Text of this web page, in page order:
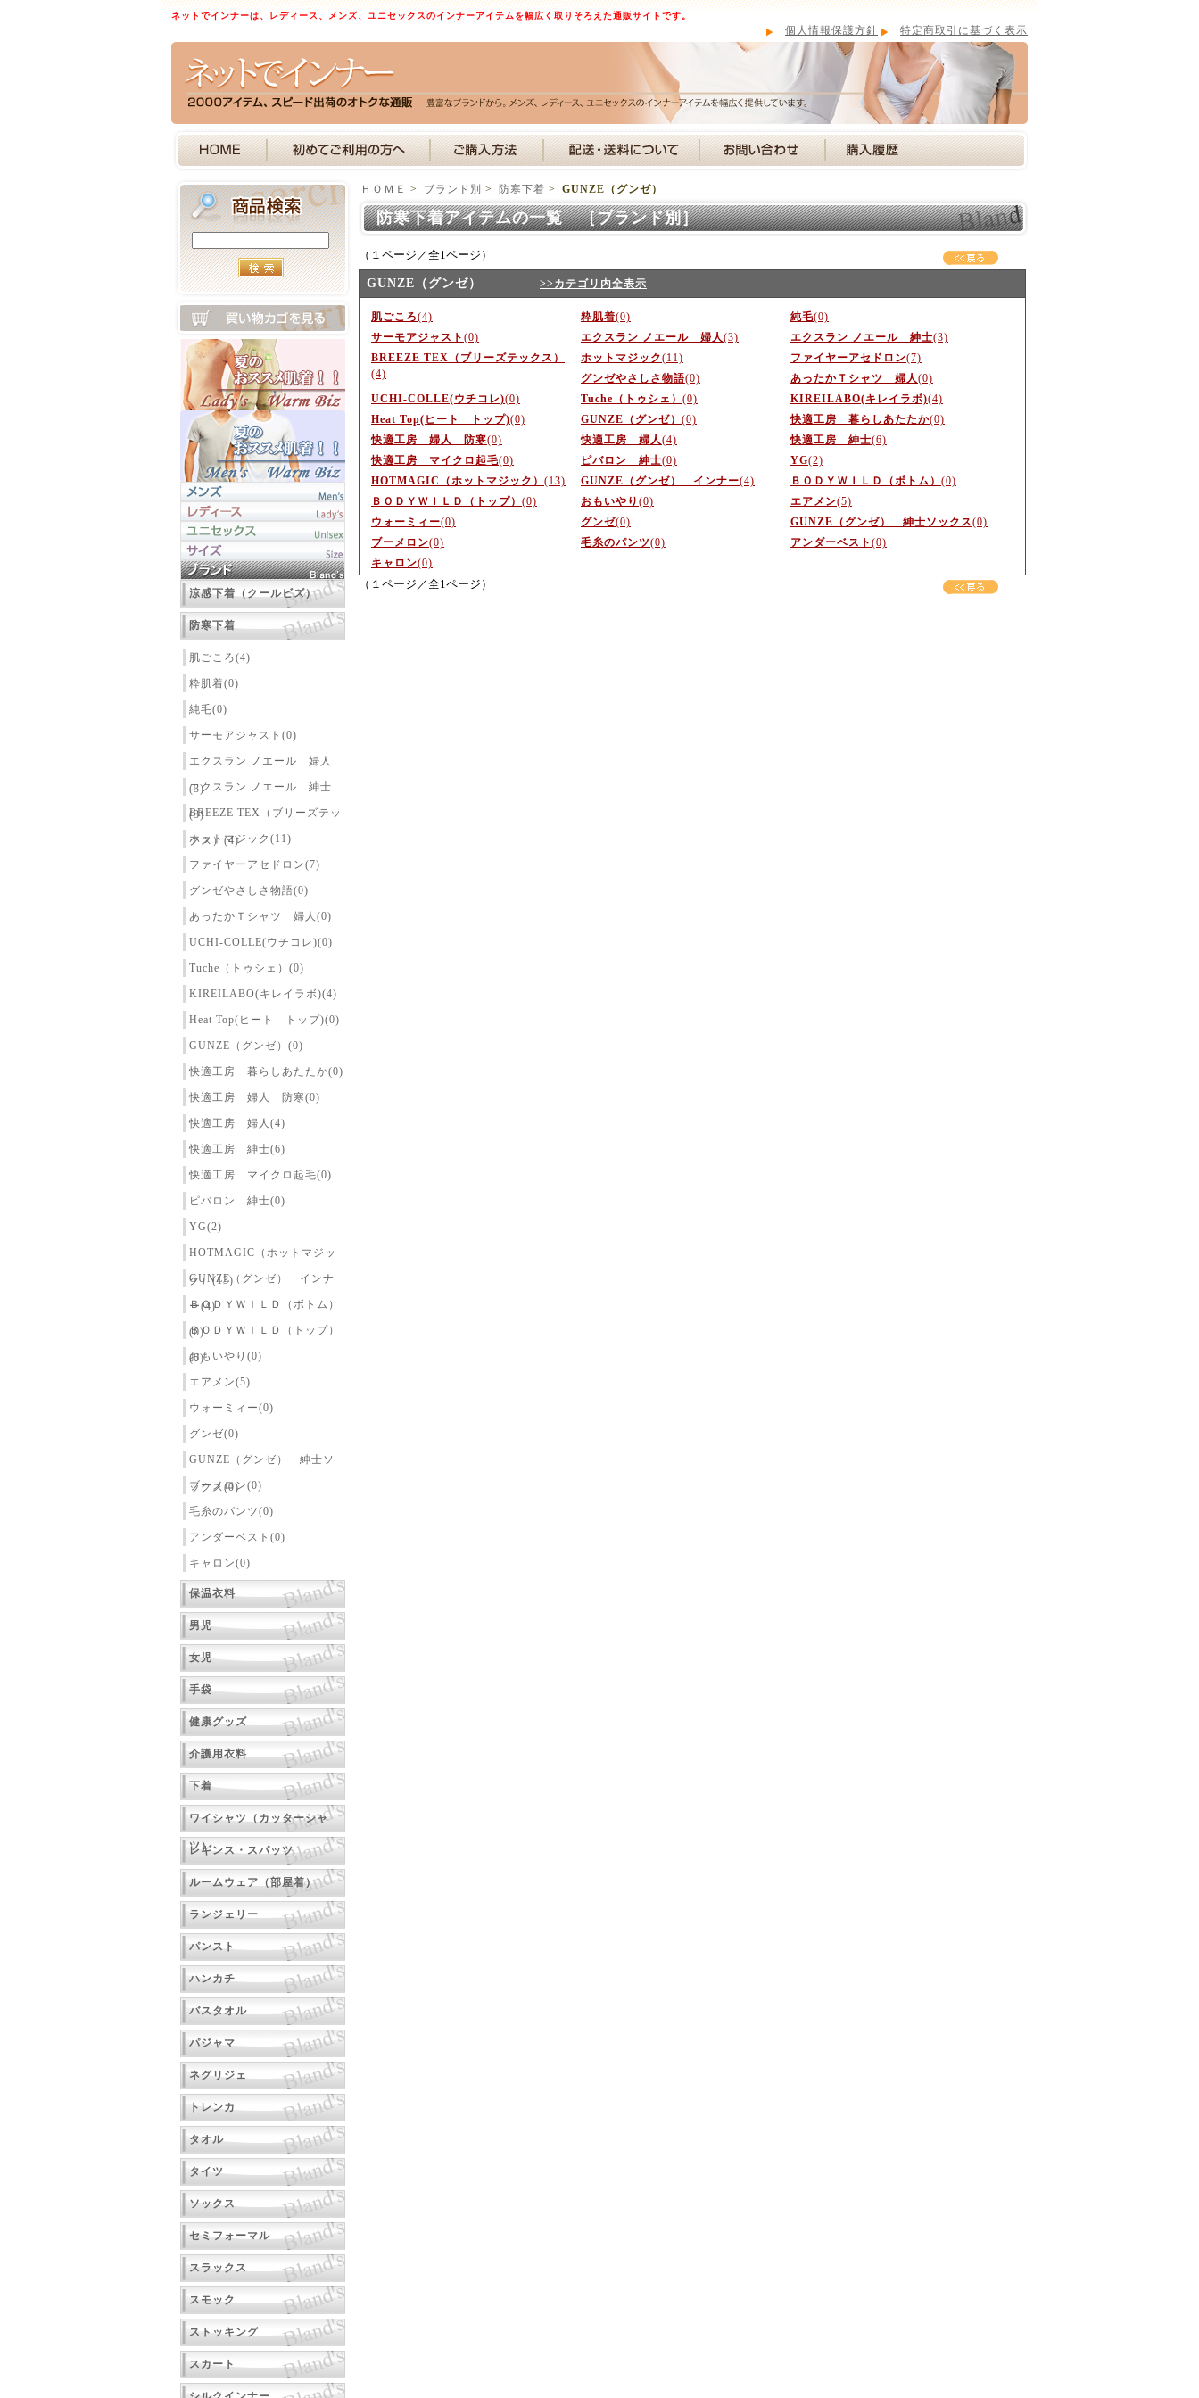
ネットでインナーは、レディース、メンズ、ユニセックスのインナーアイテムを幅広く取りそろえた通販サイトです。
特定商取引に基づく表示
個人情報保護方針
涼感下着（クールビズ）
防寒下着
肌ごころ(4)
粋肌着(0)
純毛(0)
サーモアジャスト(0)
エクスラン ノエール 婦人
(3)
エクスラン ノエール 紳士
(3)
BREEZE TEX（ブリーズテッ
クス）(4)
ホットマジック(11)
ファイヤーアセドロン(7)
グンゼやさしさ物語(0)
あったかＴシャツ 婦人(0)
UCHI-COLLE(ウチコレ)(0)
Tuche（トゥシェ）(0)
KIREILABO(キレイラボ)(4)
Heat Top(ヒート トップ)(0)
GUNZE（グンゼ）(0)
快適工房 暮らしあたたか(0)
快適工房 婦人 防寒(0)
快適工房 婦人(4)
快適工房 紳士(6)
快適工房 マイクロ起毛(0)
ピバロン 紳士(0)
YG(2)
HOTMAGIC（ホットマジッ
ク）(13)
GUNZE（グンゼ） インナ
ー(4)
ＢＯＤＹＷＩＬＤ（ボトム）
(0)
ＢＯＤＹＷＩＬＤ（トップ）
(0)
おもいやり(0)
エアメン(5)
ウォーミィー(0)
グンゼ(0)
GUNZE（グンゼ） 紳士ソ
ックス(0)
ブーメロン(0)
毛糸のパンツ(0)
アンダーベスト(0)
キャロン(0)
保温衣料
男児
女児
手袋
健康グッズ
介護用衣料
下着
ワイシャツ（カッターシャ
ツ）
レギンス・スパッツ
ルームウェア（部屋着）
ランジェリー
パンスト
ハンカチ
バスタオル
パジャマ
ネグリジェ
トレンカ
タオル
タイツ
ソックス
セミフォーマル
スラックス
スモック
ストッキング
スカート
ＨＯＭＥ > ブランド別 > 防寒下着 > GUNZE（グンゼ）
防寒下着アイテムの一覧 ［ブランド別］
（１ページ／全1ページ）
GUNZE（グンゼ） >>カテゴリ内全表示
肌ごころ(4) 粋肌着(0) 純毛(0)
サーモアジャスト (0) エクスラン ノエール 婦人 (3) エクスラン ノエール 紳士(3)
BREEZE TEX（ブリーズテックス）
(4)
ホットマジック(11) ファイヤーアセドロン(7)
グンゼやさしさ物語(0) あったかＴシャツ 婦人 (0)
UCHI-COLLE(ウチコレ)(0) Tuche（トゥシェ） (0) KIREILABO(キレイラボ)(4)
Heat Top(ヒート トップ)(0) GUNZE（グンゼ） (0) 快適工房 暮らしあたたか(0)
快適工房 婦人 防寒(0) 快適工房 婦人 (4) 快適工房 紳士(6)
快適工房 マイクロ起毛(0) ピバロン 紳士(0) YG(2)
HOTMAGIC（ホットマジック） (13) GUNZE（グンゼ） インナー(4) ＢＯＤＹＷＩＬＤ（ボトム） (0)
ＢＯＤＹＷＩＬＤ（トップ） (0) おもいやり (0) エアメン(5)
ウォーミィー(0) グンゼ(0) GUNZE（グンゼ） 紳士ソックス(0)
ブーメロン(0) 毛糸のパンツ(0) アンダーベスト (0)
キャロン(0)
（１ページ／全1ページ）